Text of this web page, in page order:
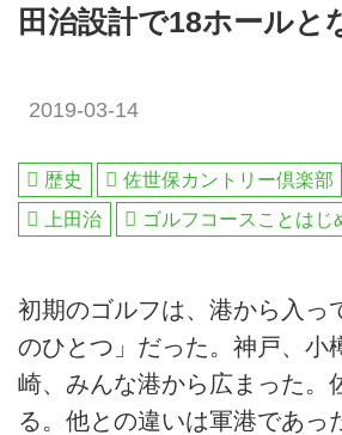
田治設計で18ホールと
2019-03-14
歴史 佐世保カントリー倶楽部
上田治
ゴルフコースことはじ
初期のゴルフは、港から入っ
のひとつ」だった。神戸、小
崎、みんな港から広まった。
る。他との違いは軍港であっ